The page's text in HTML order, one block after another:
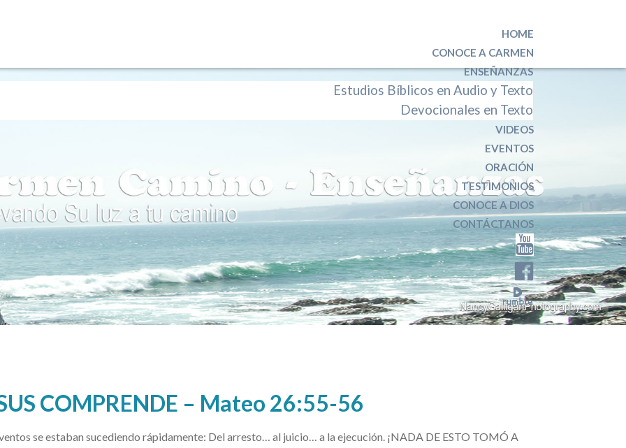
HOME
CONOCE A CARMEN
ENSEÑANZAS
Estudios Bíblicos en Audio y Texto
Devocionales en Texto
VIDEOS
EVENTOS
ORACIÓN
TESTIMONIOS
CONOCE A DIOS
CONTÁCTANOS
COMPRENDE – Mateo 26:55-56
se estaban sucediendo rápidamente: Del arresto… al juicio… a la ejecución. ¡NADA DE ESTO TOMÓ A